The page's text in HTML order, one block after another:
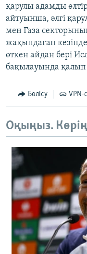
Skip
to
Search
ӘЛЕУМЕТ
ӘЛЕМ
АРНАЙЫ ЖОБАЛАР
Русский
ЖАЗЫЛЫҢЫЗ
қарулы адамды
айтуынша, әлгі
мен Газа
жақындаған
өткен айдан бері
бақылауында қалып
Бөлісу VPN-
Оқыңыз.